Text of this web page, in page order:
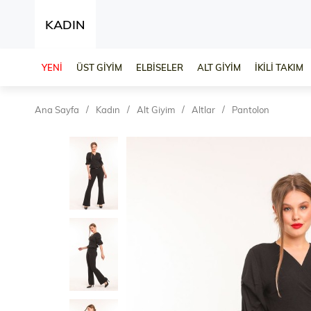
KADIN
YENİ ÜST GİYİM ELBİSELER ALT GİYİM İKİLİ TAKIM
Ana Sayfa Kadın Alt Giyim Altlar Pantolon